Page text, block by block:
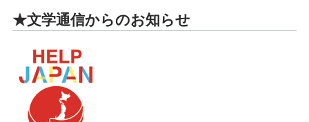
★文学通信からのお知らせ